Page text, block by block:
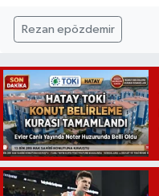
Rezan epözdemir